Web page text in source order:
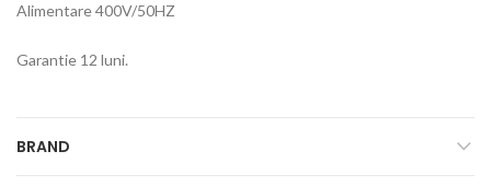
Alimentare 400V/50HZ
Garantie 12 luni.
BRAND